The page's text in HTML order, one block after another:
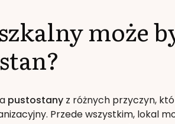
może
pustostany z różnych przyczyn,
Przede wszystkim, lokal